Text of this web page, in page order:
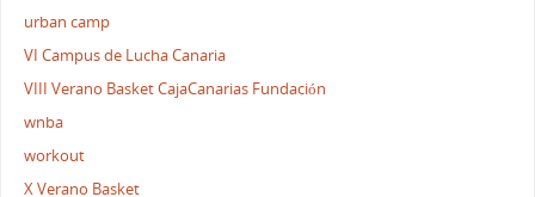
urban camp
VI Campus de Lucha Canaria
VIII Verano Basket CajaCanarias Fundación
wnba
workout
X Verano Basket